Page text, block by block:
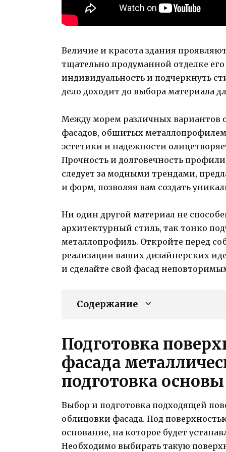
Величие и красота здания
тщательно продуманной отделке
индивидуальность и подчеркнуть
дело доходит до выбора материала
Между морем различных вариантов
фасадов, обшитых
эстетики и надежности
Прочность и долговечность
следует за модными трендами,
и форм, позволяя вам создать
Ни один другой материал не
архитектурный стиль, так тонко
металлопрофиль. Откройте перед
реализации ваших дизайнерских
и сделайте свой фасад
Содержание
Подготовка
фасада
подготовка основы
Выбор и подготовка подходящей
облицовки фасада. Под
основание, на которое будет
Необходимо выбирать такую